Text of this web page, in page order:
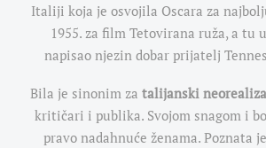
Italiji koja je osvojila Oscara za
1955. za film Tetovirana ruža, a tu
napisao njezin dobar prijatelj
Bila je sinonim za talijanski
kritičari i publika. Svojom snagom i
pravo nadahnuće ženama. Poznata